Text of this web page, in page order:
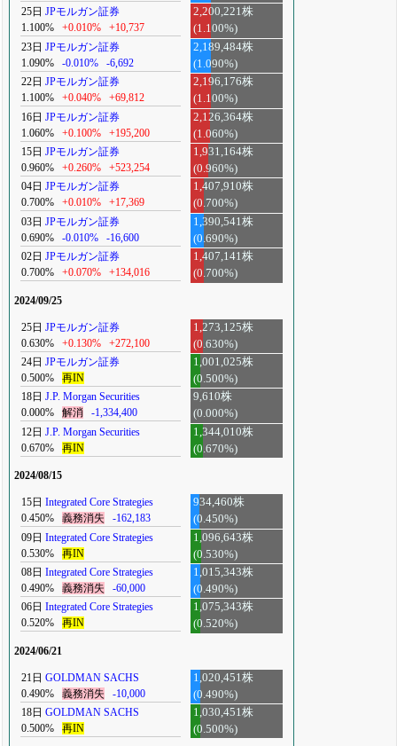
25日 JPモルガン証券
1.100%
+0.010% +10,737
2,200,221株
(1.100%)
23日 JPモルガン証券
1.090%
-0.010% -6,692
2,189,484株
(1.090%)
22日 JPモルガン証券
1.100%
+0.040% +69,812
2,196,176株
(1.100%)
16日 JPモルガン証券
1.060%
+0.100% +195,200
2,126,364株
(1.060%)
15日 JPモルガン証券
0.960%
+0.260% +523,254
1,931,164株
(0.960%)
04日 JPモルガン証券
0.700%
+0.010% +17,369
1,407,910株
(0.700%)
03日 JPモルガン証券
0.690%
-0.010% -16,600
1,390,541株
(0.690%)
02日 JPモルガン証券
0.700%
+0.070% +134,016
1,407,141株
(0.700%)
2024/09/25
25日 JPモルガン証券
0.630%
+0.130% +272,100
1,273,125株
(0.630%)
24日 JPモルガン証券
0.500%
再IN
1,001,025株
(0.500%)
18日 J.P. Morgan Securities
0.000%
解消 -1,334,400
9,610株
(0.000%)
12日 J.P. Morgan Securities
0.670%
再IN
1,344,010株
(0.670%)
2024/08/15
15日 Integrated Core Strategies
0.450%
義務消失 -162,183
934,460株
(0.450%)
09日 Integrated Core Strategies
0.530%
再IN
1,096,643株
(0.530%)
08日 Integrated Core Strategies
0.490%
義務消失 -60,000
1,015,343株
(0.490%)
06日 Integrated Core Strategies
0.520%
再IN
1,075,343株
(0.520%)
2024/06/21
21日 GOLDMAN SACHS
0.490%
義務消失 -10,000
1,020,451株
(0.490%)
18日 GOLDMAN SACHS
0.500%
再IN
1,030,451株
(0.500%)